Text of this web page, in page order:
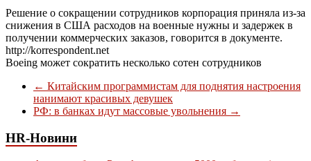
Решение о сокращении сотрудников корпорация приняла из-за
снижения в США расходов на военные нужны и задержек в
получении коммерческих заказов, говорится в документе.
http://korrespondent.net
Boeing может сократить несколько сотен сотрудников
← Китайским программистам для поднятия настроения
нанимают красивых девушек
РФ: в банках идут массовые увольнения →
HR-Новини